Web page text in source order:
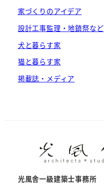
家づくりのアイデア
設計工事監理・地鎮祭など
犬と暮らす家
猫と暮らす家
掲載誌・メディア
光風舎一級建築士事務所